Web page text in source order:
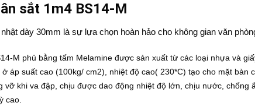
sắt 1m4 BS14-M
dày 30mm là sự lựa chọn hoàn hảo cho không gian văn
M phủ bằng tấm Melamine được sản xuất từ các loại nhựa và
áp suất cao (100kg/ cm2), nhiệt độ cao( 230*C) tạo cho mặt bàn
khi va đập, chịu được dao động nhiệt độ lớn, chịu nước, chống
cao.